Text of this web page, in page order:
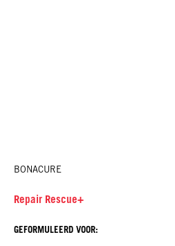
BONACURE
Repair Rescue+
GEFORMULEERD VOOR: